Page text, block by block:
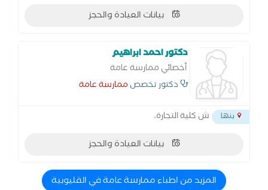
بيانات العيادة والحجز
دكتور احمد ابراهيم
أخصائي ممارسة عامة
دكتور تخصص ممارسة عامة
بنها ش كلية التجارة،
بيانات العيادة والحجز
المزيد من اطباء ممارسة عامة في القليوبية